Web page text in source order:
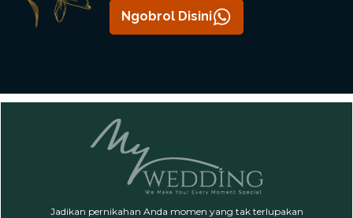
Ngobrol Disini
Jadikan pernikahan Anda momen yang tak terlupakan